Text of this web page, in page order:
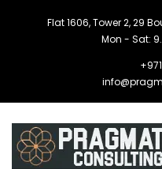
Flat 1606, Tower 2, 29
Mon - Sat: